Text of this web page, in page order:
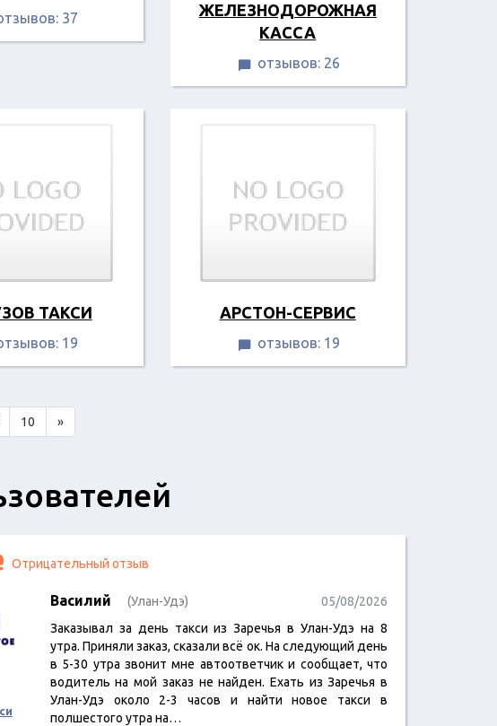
37
ЖЕЛЕЗНОДОРОЖНАЯ
КАССА
 отзывов: 26
ТАКСИ
19
АРСТОН-СЕРВИС
 отзывов: 19
10 »
Отрицательный отзыв
Василий (Улан-Удэ)
05/08/2026
Заказывал за день такси из Заречья в Улан-Удэ на 8
утра. Приняли заказ, сказали всё ок. На следующий день
в 5-30 утра звонит мне автоответчик и сообщает, что
водитель на мой заказ не найден. Ехать из Заречья в
Улан-Удэ около 2-3 часов и найти новое такси в
полшестого утра на…